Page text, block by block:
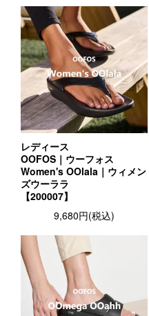
レディース
OOFOS｜ウーフォス
Women's OOlala｜ウィメン
ズウーララ
【200007】
9,680円(税込)